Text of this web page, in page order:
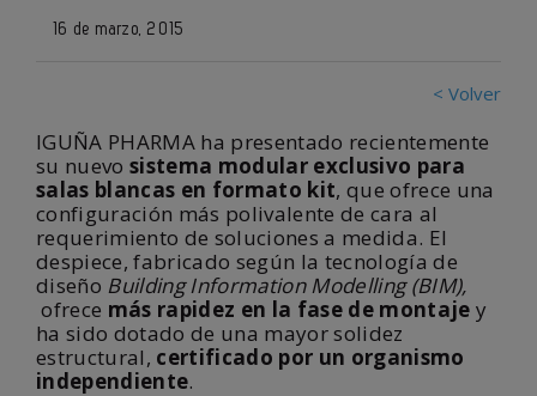
16 de marzo, 2015
< Volver
IGUÑA PHARMA ha presentado recientemente
su nuevo sistema modular exclusivo para
salas blancas en formato kit, que ofrece una
configuración más polivalente de cara al
requerimiento de soluciones a medida. El
despiece, fabricado según la tecnología de
diseño Building Information Modelling (BIM),
ofrece más rapidez en la fase de montaje y
ha sido dotado de una mayor solidez
estructural, certificado por un organismo
independiente.